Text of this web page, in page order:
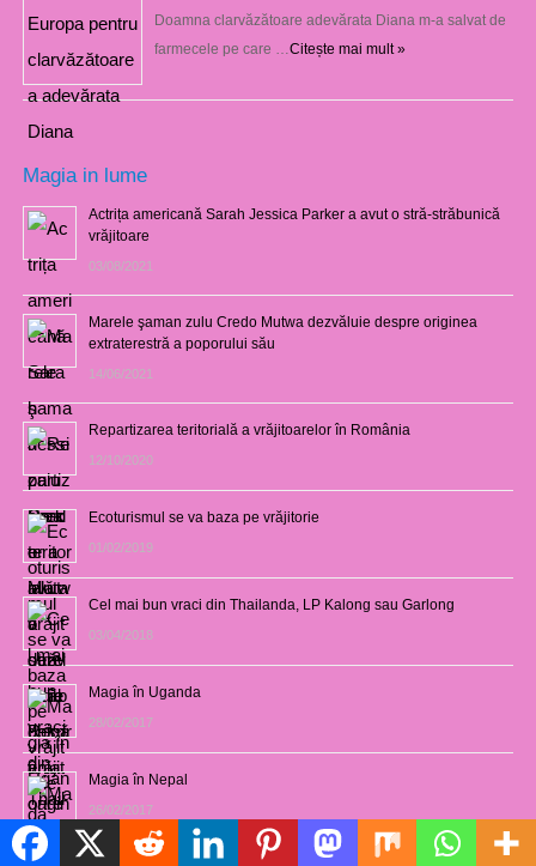
Doamna clarvăzătoare adevărata Diana m-a salvat de
farmecele pe care …Citește mai mult »
Magia in lume
Actrița americană Sarah Jessica Parker a avut o stră-străbunică
vrăjitoare
03/08/2021
Marele şaman zulu Credo Mutwa dezvăluie despre originea
extraterestră a poporului său
14/06/2021
Repartizarea teritorială a vrăjitoarelor în România
12/10/2020
Ecoturismul se va baza pe vrăjitorie
01/02/2019
Cel mai bun vraci din Thailanda, LP Kalong sau Garlong
03/04/2018
Magia în Uganda
28/02/2017
Magia în Nepal
26/02/2017
Politică de cookie-uri